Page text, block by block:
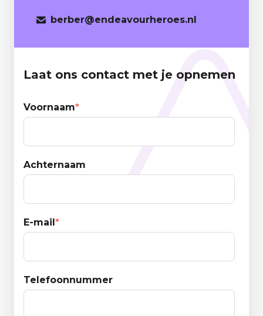
berber@endeavourheroes.nl
Laat ons contact met je opnemen
Voornaam*
Achternaam
E-mail *
Telefoonnummer